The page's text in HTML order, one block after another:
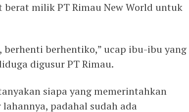
milik PT Rimau New World untuk
berhentiko,” ucap ibu-ibu yang
digusur PT Rimau.
siapa yang memerintahkan
padahal sudah ada